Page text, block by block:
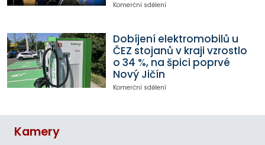
Komerční sdělení
Dobíjení elektromobilů u
ČEZ stojanů v kraji vzrostlo
o 34 %, na špici poprvé
Nový Jičín
Komerční sdělení
Kamery